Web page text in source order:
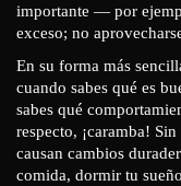
importante — por
exceso; no
En su forma más
cuando sabes qué es
sabes qué
respecto, ¡caramba!
causan cambios
comida, dormir tu